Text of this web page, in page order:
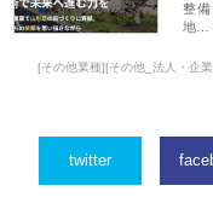
整備
地…
[その他業種][その他_法人・企
twitter